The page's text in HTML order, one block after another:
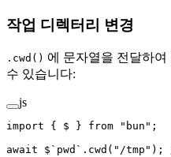
작업 디렉터리 변경
.cwd() 에 문자열을 전달하
수 있습니다:
js
import { $ } from "bun" ;
await $ `pwd` . cwd ( "/tmp" );